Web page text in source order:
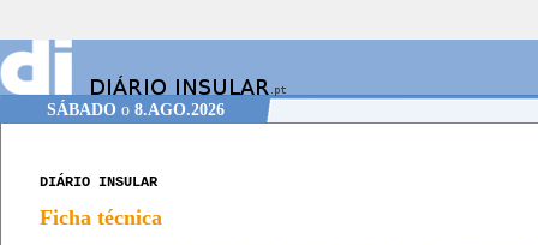
SÁBADOo 8.AGO.2026
DIÁRIO INSULAR
Ficha técnica